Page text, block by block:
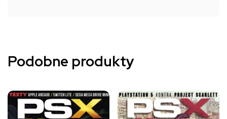
Podobne produkty
Ten
produkt
Ten
produkt